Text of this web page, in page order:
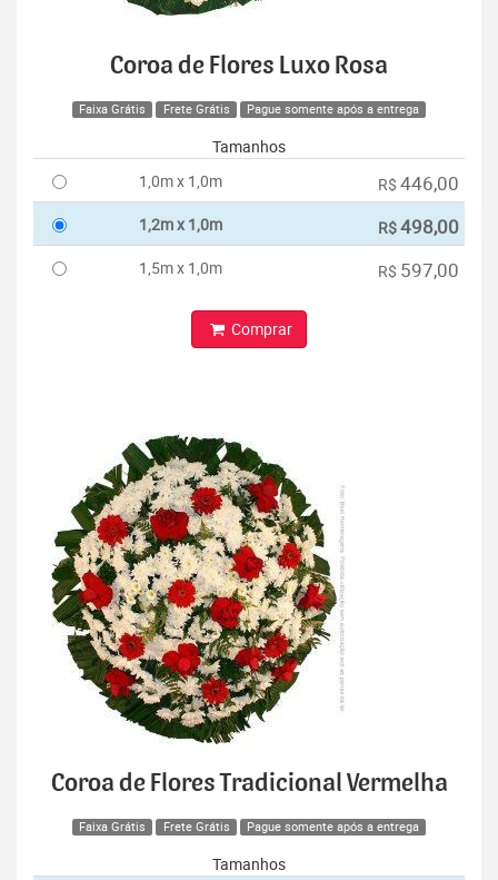
Coroa de Flores Luxo Rosa
Faixa Grátis Frete Grátis Pague somente após a entrega
Tamanhos
1,0m x 1,0m
R$ 446,00
1,2m x 1,0m R$498,00
1,5m x 1,0m R$ 597,00
Comprar
Coroa de Flores Tradicional Vermelha
Faixa Grátis Frete Grátis Pague somente após a entrega
Tamanhos